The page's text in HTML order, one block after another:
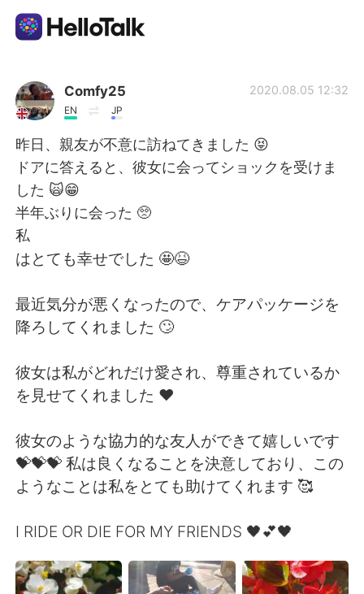
Language Exchange App
AI Grammar Checker
English
Français Deutsch
日本語 한국어
Indonesia Italiano
Türkçe Tiếng Việt
Português
Comfy25
EN JP
2020.08.05 12:32
昨日、親友が不意に訪ねてきました 😝
ドアに答えると、彼女に会ってショックを受けま
した 🙀😁
半年ぶりに会った 🥺
私
はとても幸せでした 🤩😆
最近気分が悪くなったので、ケアパッケージを
降ろしてくれました 🙄
彼女は私がどれだけ愛され、尊重されているか
を見せてくれました ❤
彼女のような協力的な友人ができて嬉しいです
💝💝💝 私は良くなることを決意しており、この
ようなことは私をとても助けてくれます 🥰
I RIDE OR DIE FOR MY FRIENDS 🖤💕🖤